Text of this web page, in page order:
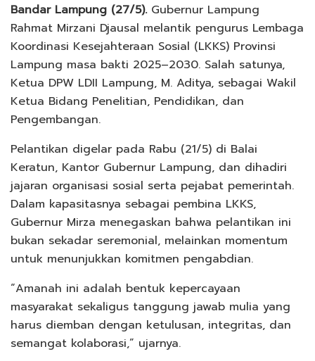
Bandar Lampung (27/5).Gubernur Lampung
Rahmat Mirzani Djausal melantik pengurus Lembaga
Koordinasi Kesejahteraan Sosial (LKKS) Provinsi
Lampung masa bakti 2025–2030. Salah satunya,
Ketua DPW LDII Lampung, M. Aditya, sebagai Wakil
Ketua Bidang Penelitian, Pendidikan, dan
Pengembangan.
Pelantikan digelar pada Rabu (21/5) di Balai
Keratun, Kantor Gubernur Lampung, dan dihadiri
jajaran organisasi sosial serta pejabat pemerintah.
Dalam kapasitasnya sebagai pembina LKKS,
Gubernur Mirza menegaskan bahwa pelantikan ini
bukan sekadar seremonial, melainkan momentum
untuk menunjukkan komitmen pengabdian.
“Amanah ini adalah bentuk kepercayaan
masyarakat sekaligus tanggung jawab mulia yang
harus diemban dengan ketulusan, integritas, dan
semangat kolaborasi,” ujarnya.